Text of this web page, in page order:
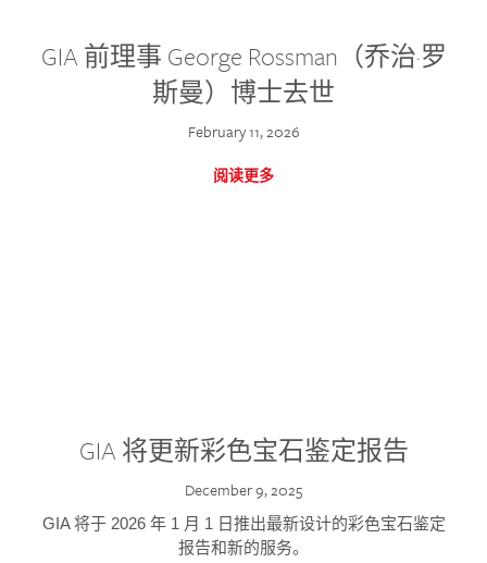
GIA 前理事 George Rossman（乔治·罗
斯曼）博士去世
February 11, 2026
阅读更多
GIA 将更新彩色宝石鉴定报告
December 9, 2025
GIA 将于 2026 年 1 月 1 日推出最新设计的彩色宝石鉴定
报告和新的服务。